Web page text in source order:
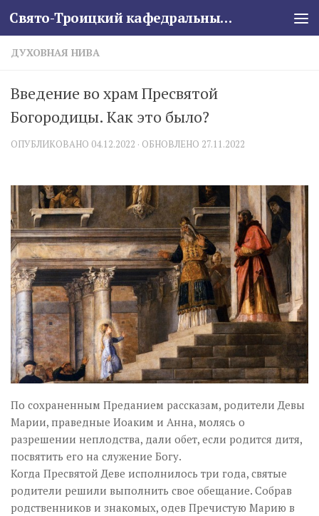
Skip to content Свято-Троицкий кафедральный собор
ДУХОВНАЯ НИВА
Введение во храм Пресвятой
Богородицы. Как это было?
ОПУБЛИКОВАНО 04.12.2022 · ОБНОВЛЕНО 27.11.2022
По сохраненным Преданием рассказам, родители Девы
Марии, праведные Иоаким и Анна, молясь о
разрешении неплодства, дали обет, если родится дитя,
посвятить его на служение Богу.
Когда Пресвятой Деве исполнилось три года, святые
родители решили выполнить свое обещание. Собрав
родственников и знакомых, одев Пречистую Марию в